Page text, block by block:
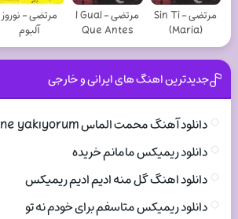
مرتضی - Sin Ti
(Maria)
مرتضی - I Gual
Que Antes
مرتضی - نوروز
آلبوم
جدیدترین اهنگ های ایرانی و خارجی
دانلود آهنگ محمت الماس gidene yakıyorum
دانلود ریمیکس مامانم خریده
دانلود اهنگ گل منه ادیم ادیم ریمیکس
دانلود ریمیکس متاسفم برای خودم نه تو